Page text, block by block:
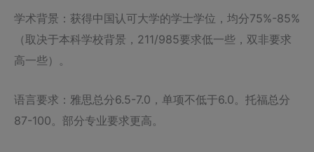
学术背景：获得中国认可大学的学士学位，均分75%-85%
（取决于本科学校背景，211/985要求低一些，双非要求
高一些）。
语言要求：雅思总分6.5-7.0，单项不低于6.0。托福总分
87-100。部分专业要求更高。